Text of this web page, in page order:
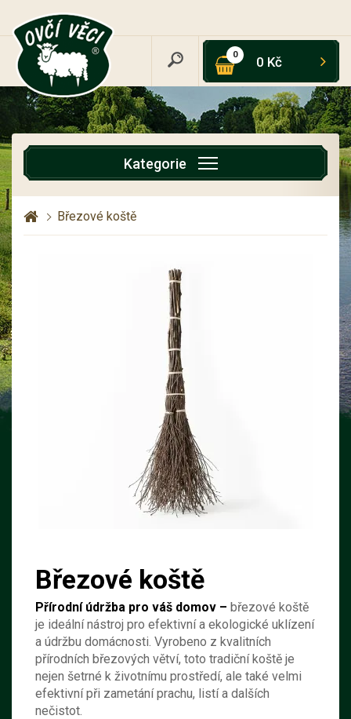
0 0 Kč
Kategorie
Březové koště
Březové koště
Přírodní údržba pro váš domov – březové koště
je ideální nástroj pro efektivní a ekologické uklízení
a údržbu domácnosti. Vyrobeno z kvalitních
přírodních březových větví, toto tradiční koště je
nejen šetrné k životnímu prostředí, ale také velmi
efektivní při zametání prachu, listí a dalších
nečistot.